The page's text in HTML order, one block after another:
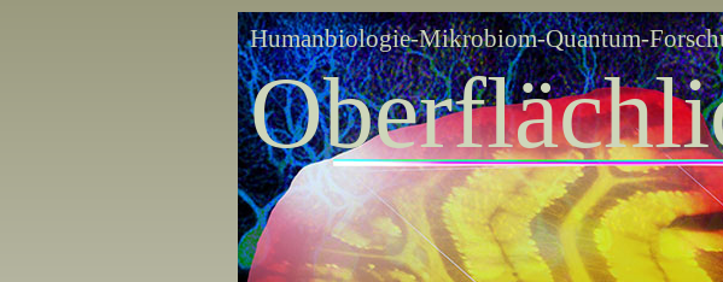
Humanbiologie-Mikrobiom-Quantum-